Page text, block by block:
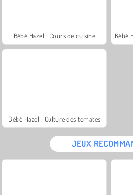
Bébé Hazel : Cours de cuisine
Bébé Hazel : Culture des tomates
JEUX